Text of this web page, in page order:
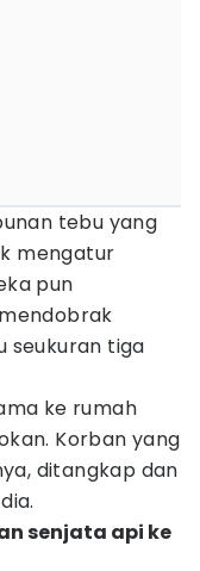
tebu yang
mengatur
pun
seukuran tiga
ke rumah
Korban yang
ditangkap dan
senjata api ke